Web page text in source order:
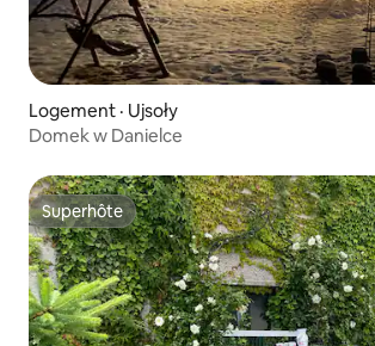
Logement · Ujsoły
Domek w Danielce
Superhôte
Superhôte